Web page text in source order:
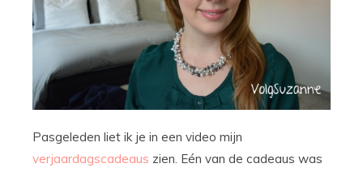
Pasgeleden liet ik je in een video mijn
verjaardagscadeaus zien. Eén van de cadeaus was